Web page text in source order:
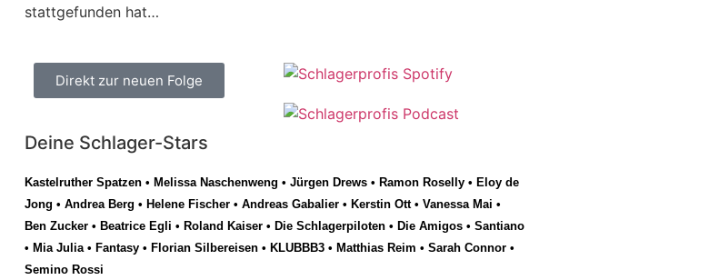
stattgefunden hat…
Direkt zur neuen Folge
Deine Schlager-Stars
Kastelruther Spatzen • Melissa Naschenweng • Jürgen Drews • Ramon Roselly • Eloy de
Jong • Andrea Berg • Helene Fischer • Andreas Gabalier • Kerstin Ott• Vanessa Mai •
Ben Zucker • Beatrice Egli • Roland Kaiser • Die Schlagerpiloten • Die Amigos • Santiano
• Mia Julia• Fantasy • Florian Silbereisen • KLUBBB3 • Matthias Reim • Sarah Connor •
Semino Rossi